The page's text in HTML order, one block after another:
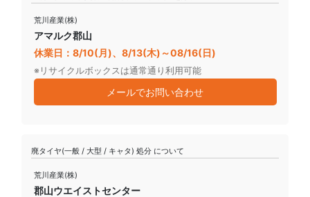
荒川産業(株)
アマルク郡山
休業日：8/10(月)、8/13(木)～08/16(日)
※リサイクルボックスは通常通り利用可能
メールでお問い合わせ
廃タイヤ(一般 / 大型 / キャタ) 処分 について
荒川産業(株)
郡山ウエイストセンター